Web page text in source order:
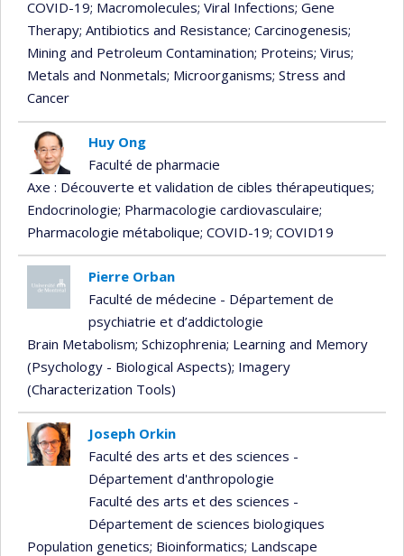
COVID-19; Macromolecules; Viral Infections; Gene
Therapy; Antibiotics and Resistance; Carcinogenesis;
Mining and Petroleum Contamination; Proteins; Virus;
Metals and Nonmetals; Microorganisms; Stress and
Cancer
Huy Ong
Faculté de pharmacie
Axe : Découverte et validation de cibles thérapeutiques;
Endocrinologie; Pharmacologie cardiovasculaire;
Pharmacologie métabolique; COVID-19; COVID19
Pierre Orban
Faculté de médecine - Département de
psychiatrie et d’addictologie
Brain Metabolism; Schizophrenia; Learning and Memory
(Psychology - Biological Aspects); Imagery
(Characterization Tools)
Joseph Orkin
Faculté des arts et des sciences -
Département d'anthropologie
Faculté des arts et des sciences -
Département de sciences biologiques
Population genetics; Bioinformatics; Landscape